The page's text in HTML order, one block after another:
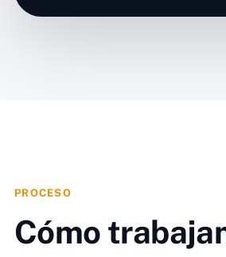
PROCESO
Cómo